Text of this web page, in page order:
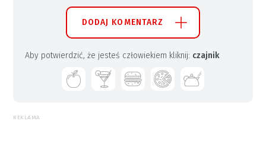
DODAJ KOMENTARZ
Aby potwierdzić, że jesteś człowiekiem kliknij: czajnik
REKLAMA